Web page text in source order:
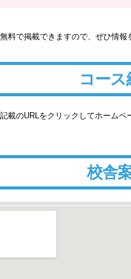
料で掲載できますので、ぜひ情報
コース
載のURLをクリックしてホーム
校舎